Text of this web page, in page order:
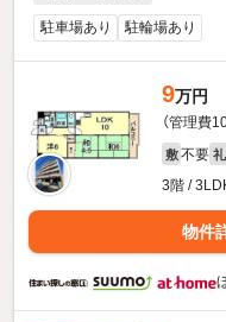
駐車場あり 駐輪場あり
9万円
（管理費
敷 不要 礼
3階 /
物件